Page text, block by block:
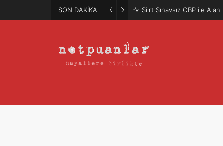
SON DAKİKA Mütercim Atama Puanları